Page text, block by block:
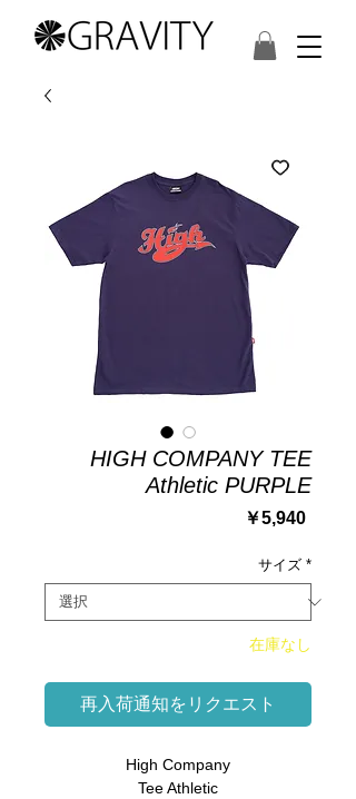
HIGH COMPANY TEE
Athletic PURPLE
￥5,940価
サイズ *
在庫なし
再入荷通知をリクエスト
High Company
Tee Athletic